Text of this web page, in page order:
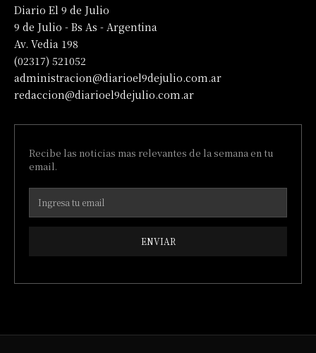
Diario El 9 de Julio
9 de Julio - Bs As - Argentina
Av. Vedia 198
(02317) 521052
administracion@diarioel9dejulio.com.ar
redaccion@diarioel9dejulio.com.ar
Recibe las noticias mas relevantes de la semana en tu
email.
ENVIAR